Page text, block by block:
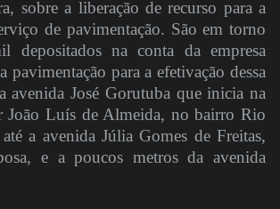
sobre a liberação de recurso para a
de pavimentação. São em torno
depositados na conta da empresa
pavimentação para a efetivação dessa
avenida José Gorutuba que inicia na
João Luís de Almeida, no bairro Rio
a avenida Júlia Gomes de Freitas,
e a poucos metros da avenida